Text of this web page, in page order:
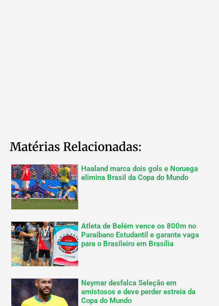
Matérias Relacionadas:
Haaland marca dois gols e Noruega
elimina Brasil da Copa do Mundo
Atleta de Belém vence os 800m no
Paraibano Estudantil e garante vaga
para o Brasileiro em Brasília
Neymar desfalca Seleção em
amistosos e deve perder estreia da
Copa do Mundo